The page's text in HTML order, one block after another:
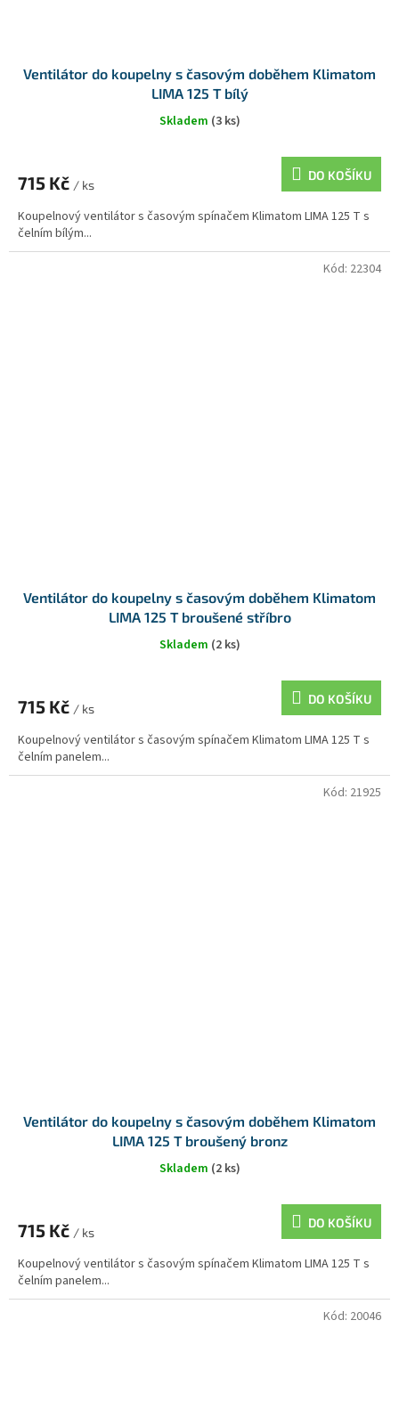
Ventilátor do koupelny s časovým doběhem Klimatom
LIMA 125 T bílý
Skladem (3 ks)
715 Kč / ks
DO KOŠÍKU
Koupelnový ventilátor s časovým spínačem Klimatom LIMA 125 T s
čelním bílým...
Ventilátor do koupelny s časovým doběhem Klimatom
LIMA 125 T broušené stříbro
Skladem (2 ks)
715 Kč / ks
DO KOŠÍKU
Koupelnový ventilátor s časovým spínačem Klimatom LIMA 125 T s
čelním panelem...
Kód: 22304
Ventilátor do koupelny s časovým doběhem Klimatom
LIMA 125 T broušený bronz
Skladem (2 ks)
715 Kč / ks
DO KOŠÍKU
Koupelnový ventilátor s časovým spínačem Klimatom LIMA 125 T s
čelním panelem...
Kód: 21925
Kód: 20046